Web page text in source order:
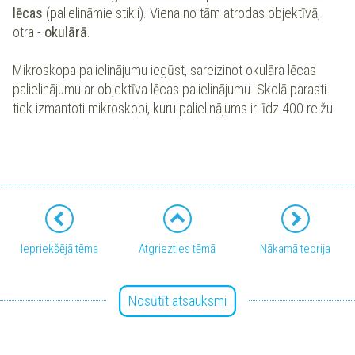
lēcas (palielināmie stikli). Viena no tām atrodas objektīvā,
otra - okulārā
Mikroskopa palielinājumu iegūst, sareizinot okulāra lēcas
palielinājumu ar objektīva lēcas palielinājumu. Skolā parasti
tiek izmantoti mikroskopi, kuru palielinājums ir līdz 400 reižu.
Iepriekšējā tēma Atgriezties tēmā Nākamā teorija
Nosūtīt atsauksmi